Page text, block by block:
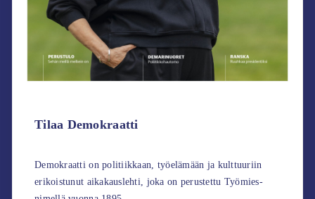
Tilaa Demokraatti
Demokraatti on politiikkaan, työelämään ja kulttuuriin
erikoistunut aikakauslehti, joka on perustettu Työmies-